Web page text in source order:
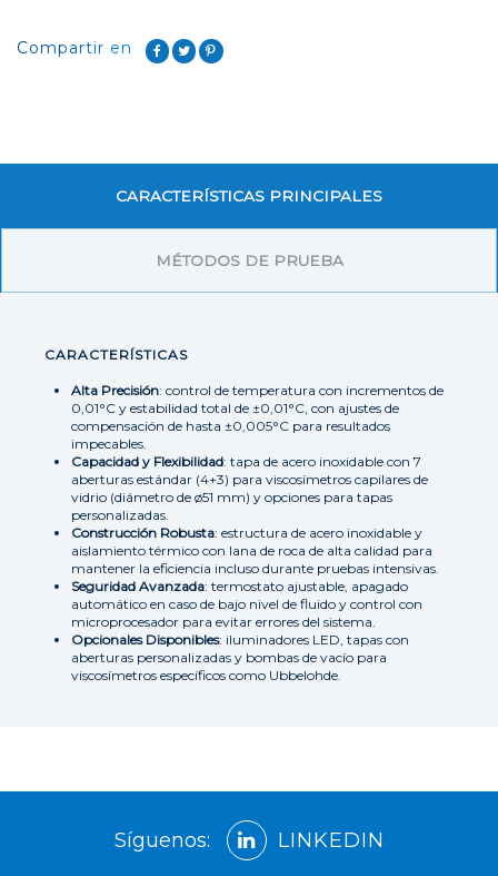
Compartir en
CARACTERÍSTICAS PRINCIPALES
MÉTODOS DE PRUEBA
CARACTERÍSTICAS
Alta Precisión: control de temperatura con incrementos de
0,01°C y estabilidad total de ±0,01°C, con ajustes de
compensación de hasta ±0,005°C para resultados
impecables.
Capacidad y Flexibilidad: tapa de acero inoxidable con 7
aberturas estándar (4+3) para viscosímetros capilares de
vidrio (diámetro de ø51 mm) y opciones para tapas
personalizadas.
Construcción Robusta: estructura de acero inoxidable y
aislamiento térmico con lana de roca de alta calidad para
mantener la eficiencia incluso durante pruebas intensivas.
Seguridad Avanzada: termostato ajustable, apagado
automático en caso de bajo nivel de fluido y control con
microprocesador para evitar errores del sistema.
Opcionales Disponibles: iluminadores LED, tapas con
aberturas personalizadas y bombas de vacío para
viscosímetros específicos como Ubbelohde.
Síguenos: LINKEDIN